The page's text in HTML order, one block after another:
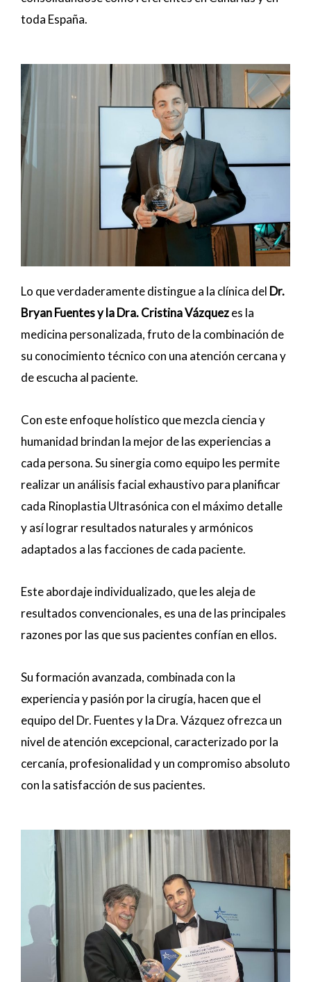
toda España.
Lo que verdaderamente distingue a la clínica del Dr.
Bryan Fuentes y la Dra. Cristina Vázquezes la
medicina personalizada, fruto de la combinación de
su conocimiento técnico con una atención cercana y
de escucha al paciente.
Con este enfoque holístico que mezcla ciencia y
humanidad brindan la mejor de las experiencias a
cada persona. Su sinergia como equipo les permite
realizar un análisis facial exhaustivo para planificar
cada Rinoplastia Ultrasónica con el máximo detalle
y así lograr resultados naturales y armónicos
adaptados a las facciones de cada paciente.
Este abordaje individualizado, que les aleja de
resultados convencionales, es una de las principales
razones por las que sus pacientes confían en ellos.
Su formación avanzada, combinada con la
experiencia y pasión por la cirugía, hacen que el
equipo del Dr. Fuentes y la Dra. Vázquez ofrezca un
nivel de atención excepcional, caracterizado por la
cercanía, profesionalidad y un compromiso absoluto
con la satisfacción de sus pacientes.